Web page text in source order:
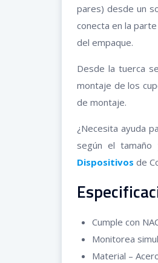
pares) desde un
conecta en la
del empaque.
Desde la tuerca
montaje de los
de montaje.
¿Necesita ayuda
según el
Dispositivos de
Cumple con
Monitorea
Material –